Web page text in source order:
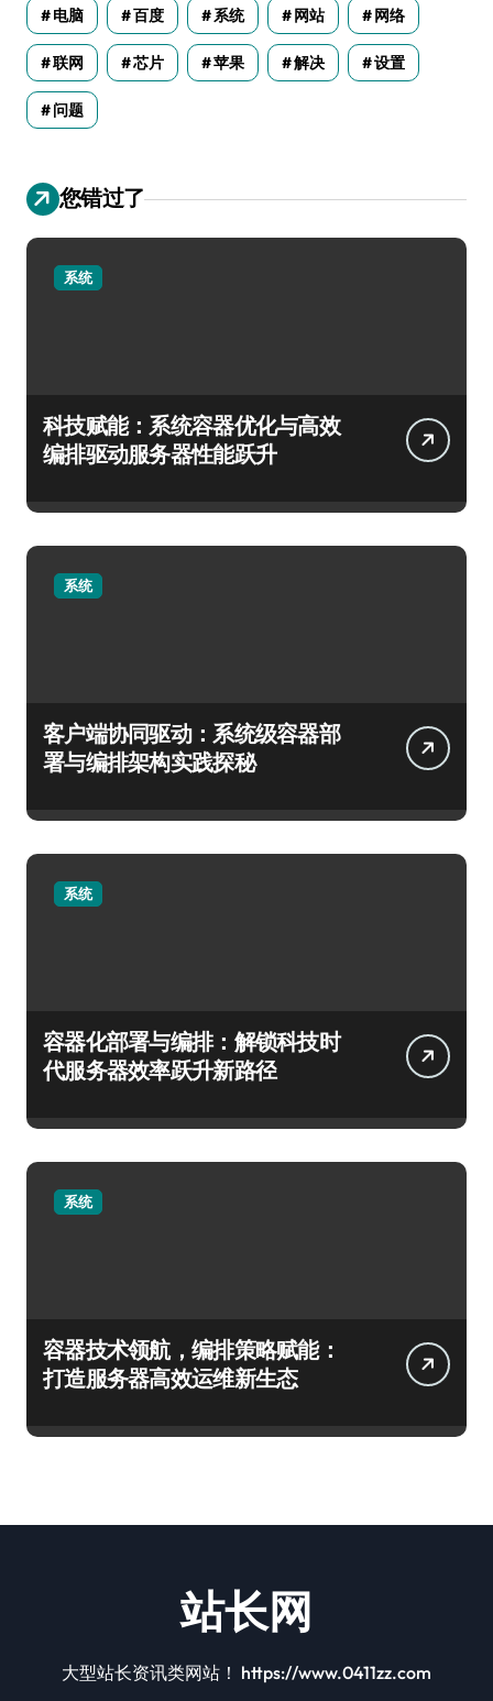
电脑 百度 系统 网站 网络
联网 芯片 苹果 解决 设置
问题
您错过了
系统
科技赋能：系统容器优化与高效
编排驱动服务器性能跃升
系统
客户端协同驱动：系统级容器部
署与编排架构实践探秘
系统
容器化部署与编排：解锁科技时
代服务器效率跃升新路径
系统
容器技术领航，编排策略赋能：
打造服务器高效运维新生态
站长网
大型站长资讯类网站！ https://www.0411zz.com